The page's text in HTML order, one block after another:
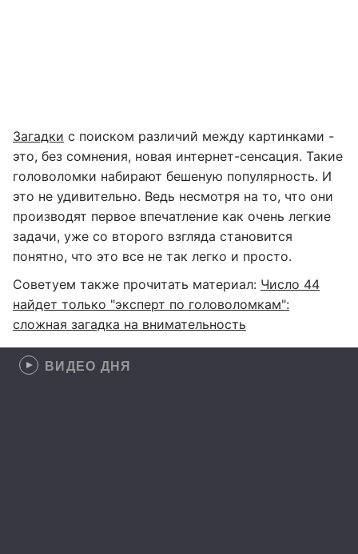
Загадки с поиском различий между картинками -
это, без сомнения, новая интернет-сенсация. Такие
головоломки набирают бешеную популярность. И
это не удивительно. Ведь несмотря на то, что они
производят первое впечатление как очень легкие
задачи, уже со второго взгляда становится
понятно, что это все не так легко и просто.
Советуем также прочитать материал: Число 44
найдет только "эксперт по головоломкам":
сложная загадка на внимательность
ВИДЕО ДНЯ